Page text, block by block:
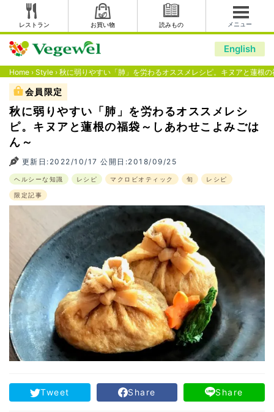
レストラン お買い物 読みもの メニュー
English
Home › Style › 秋に弱りやすい「肺」を労わるオススメレシピ。キヌアと蓮根
会員限定
秋に弱りやすい「肺」を労わるオススメレシ
ピ。キヌアと蓮根の福袋～しあわせこよみごは
ん～
更新日:2022/10/17 公開日:2018/09/25
ヘルシーな知識 レシピ マクロビオティック 旬 レシピ
限定記事
Tweet Share Share